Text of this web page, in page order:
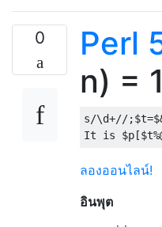
0 Perl
n) =
s/\d+//
It is
ลองออนไลน์!
อินพุต